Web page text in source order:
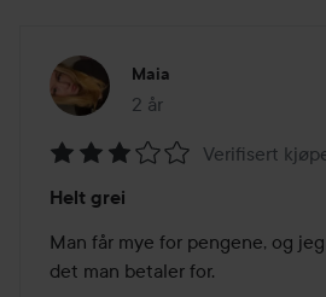
Maia
2 år
Innlegget ble opprettet
3
av
5
Verifisert
Helt grei
Man får mye for pengene, og
det man betaler for.